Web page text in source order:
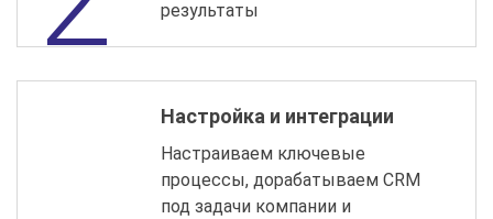
результаты
Настройка и интеграции
Настраиваем ключевые
процессы, дорабатываем CRM
под задачи компании и